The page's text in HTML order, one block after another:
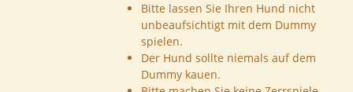
Bitte lassen Sie Ihren Hund nicht
unbeaufsichtigt mit dem Dummy
spielen.
Der Hund sollte niemals auf dem
Dummy kauen.